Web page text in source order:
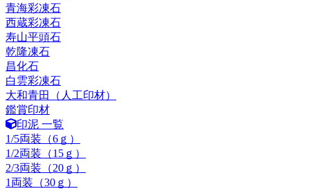
青海彩凍石
西蔵彩凍石
寿山平頭石
乾隆凍石
昌化石
白雲彩凍石
大和青田（人工印材）
鑑賞印材
印泥 一覧
1/5両装（6ｇ）
1/2両装（15ｇ）
2/3両装（20ｇ）
1両装（30ｇ）